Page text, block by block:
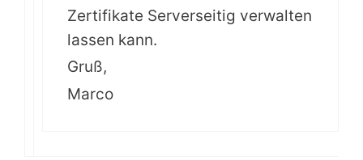
Zertifikate Serverseitig verwalten
lassen kann.
Gruß,
Marco